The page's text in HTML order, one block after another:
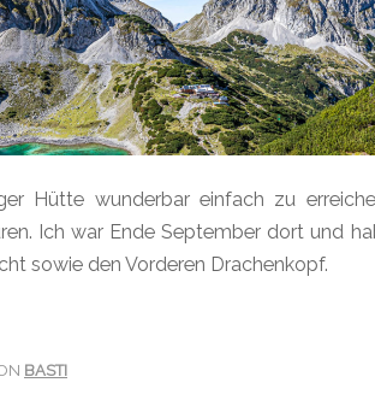
Hütte wunderbar einfach zu
Ich war Ende September dort und
sowie den Vorderen Drachenkopf.
BASTI